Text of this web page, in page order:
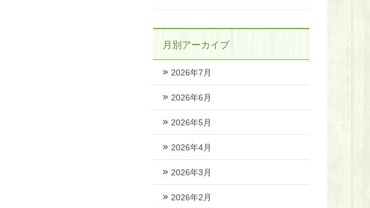
月別アーカイブ
2026年7月
2026年6月
2026年5月
2026年4月
2026年3月
2026年2月